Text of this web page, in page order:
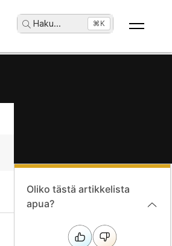
Haku... ⌘K
Oliko tästä artikkelista
apua?